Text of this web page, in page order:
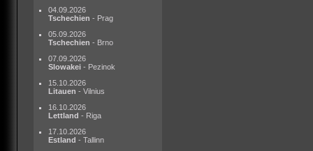
04.09.2026
Tschechien - Prag
05.09.2026
Tschechien - Brno
07.09.2026
Slowakei - Pezinok
15.10.2026
Litauen - Vilnius
16.10.2026
Lettland - Riga
17.10.2026
Estland - Tallinn